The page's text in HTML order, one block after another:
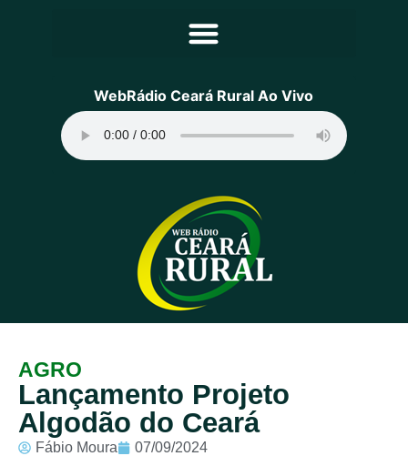
Principal
Programação
Equipe
Contato
Sobre
WebRádio Ceará Rural Ao Vivo
AGRO
Lançamento Projeto
Algodão do Ceará
Fábio Moura 07/09/2024